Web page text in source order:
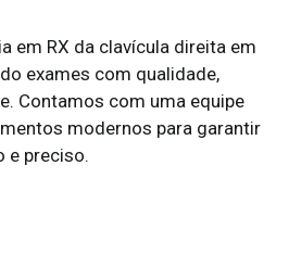
em RX da clavícula direita em
exames com qualidade,
Contamos com uma equipe
modernos para garantir
e preciso.